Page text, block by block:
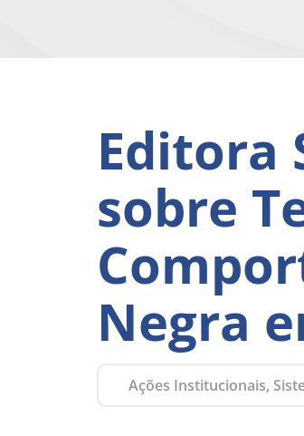
Editora
sobre
Negra
Ações Institucionais,